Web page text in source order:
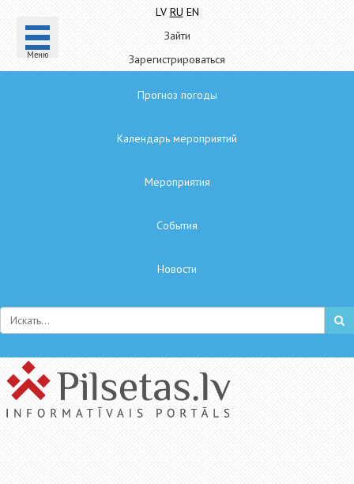
Mеню
LV RU EN
Зайти
Зарегистрироваться
Прогноз погоды
Календарь мероприятий
Мероприятия
Cобытия
Hовости